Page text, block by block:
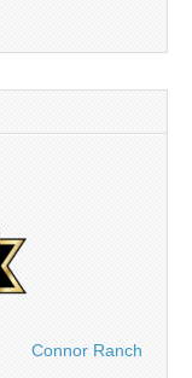
Connor Ranch